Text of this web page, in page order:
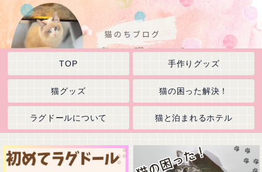
TOP 手作りグッズ
猫グッズ 猫の困った解決！
ラグドールについて 猫と泊まれるホテル